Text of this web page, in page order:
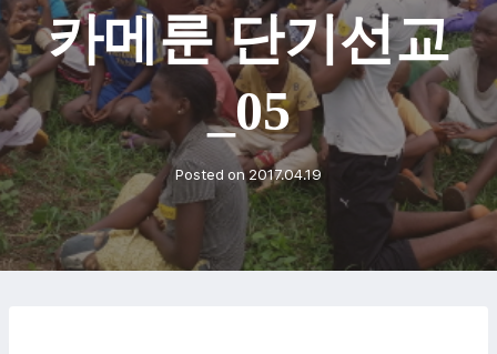
카메룬 단기선교
_05
Posted on2017.04.19